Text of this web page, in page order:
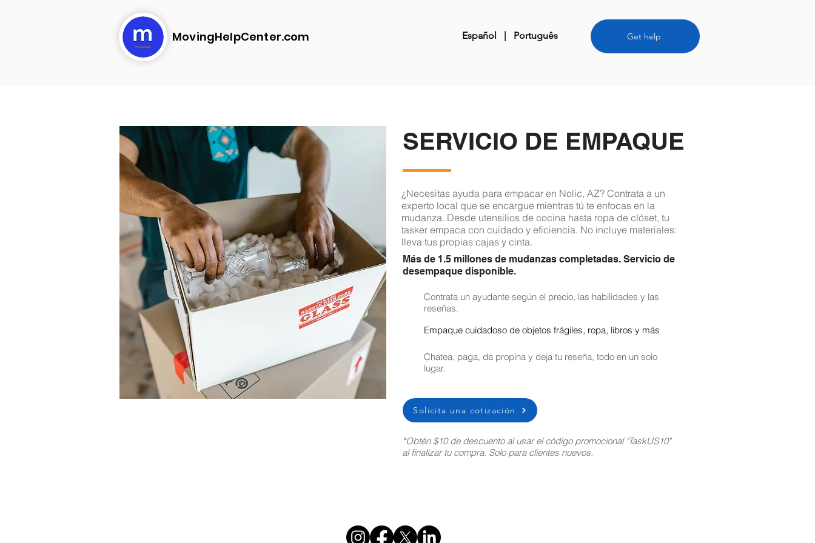
MovingHelpCenter.com Español | Português Get help
SERVICIO DE EMPAQUE
¿Necesitas ayuda para empacar en Nolic, AZ? Contrata a un
experto local que se encargue mientras tú te enfocas en la
mudanza. Desde utensilios de cocina hasta ropa de clóset, tu
tasker empaca con cuidado y eficiencia. No incluye materiales:
lleva tus propias cajas y cinta.
Más de 1.5 millones de mudanzas completadas. Servicio de
desempaque disponible.
Contrata un ayudante según el precio, las habilidades y las
reseñas.
Empaque cuidadoso de objetos frágiles, ropa, libros y más
Chatea, paga, da propina y deja tu reseña, todo en un solo
lugar.
Solicita una cotización
*Obtén $10 de descuento al usar el código promocional "TaskUS10"
al finalizar tu compra. Solo para clientes nuevos.